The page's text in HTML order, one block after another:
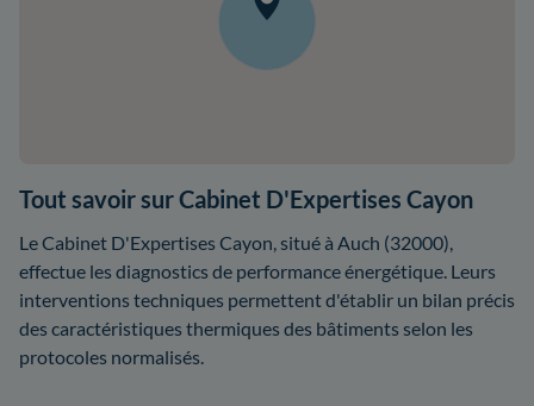
Tout savoir sur Cabinet D'Expertises Cayon
Le Cabinet D'Expertises Cayon, situé à Auch (32000),
effectue les diagnostics de performance énergétique. Leurs
interventions techniques permettent d'établir un bilan précis
des caractéristiques thermiques des bâtiments selon les
protocoles normalisés.